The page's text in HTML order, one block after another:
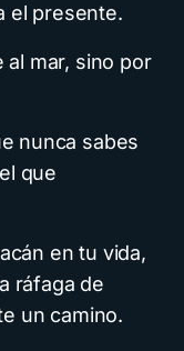
el presente.
al mar, sino por
nunca sabes
que
en tu vida,
ráfaga de
un camino.